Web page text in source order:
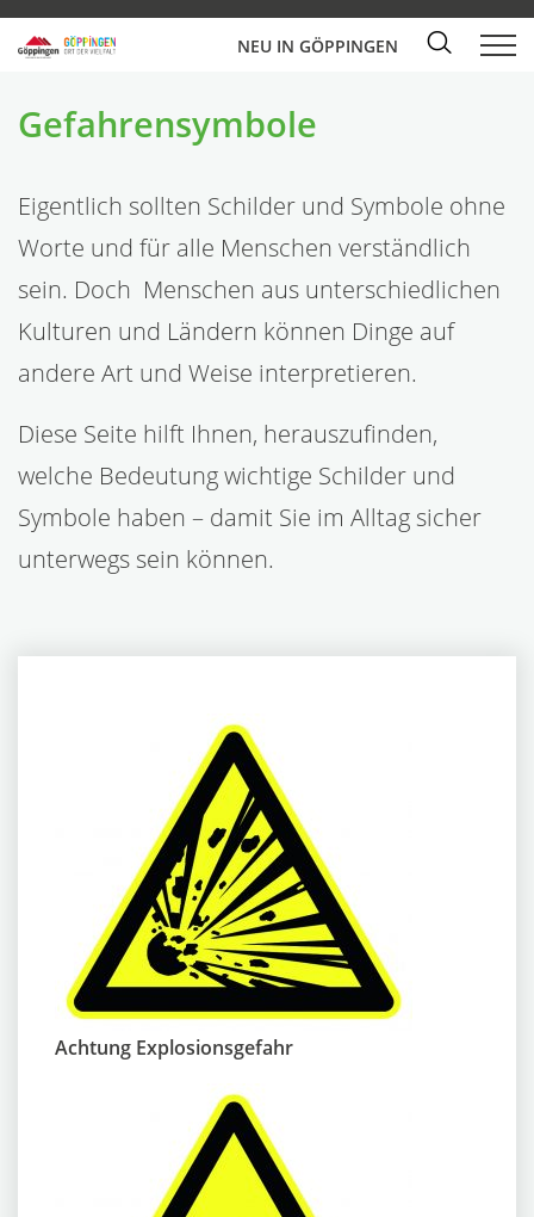
NEU IN GÖPPINGEN
Gefahrensymbole
Eigentlich sollten Schilder und Symbole ohne
Worte und für alle Menschen verständlich
sein. Doch Menschen aus unterschiedlichen
Kulturen und Ländern können Dinge auf
andere Art und Weise interpretieren.
Diese Seite hilft Ihnen, herauszufinden,
welche Bedeutung wichtige Schilder und
Symbole haben – damit Sie im Alltag sicher
unterwegs sein können.
Achtung Explosionsgefahr